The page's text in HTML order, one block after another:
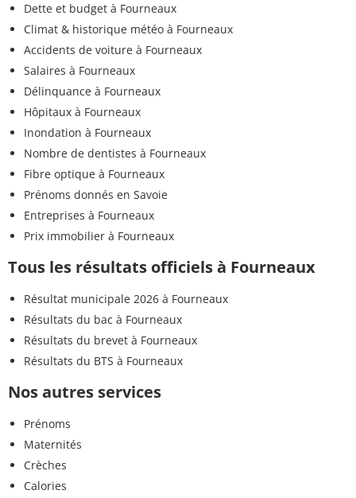
Dette et budget à Fourneaux
Climat & historique météo à Fourneaux
Accidents de voiture à Fourneaux
Salaires à Fourneaux
Délinquance à Fourneaux
Hôpitaux à Fourneaux
Inondation à Fourneaux
Nombre de dentistes à Fourneaux
Fibre optique à Fourneaux
Prénoms donnés en Savoie
Entreprises à Fourneaux
Prix immobilier à Fourneaux
Tous les résultats officiels à Fourneaux
Résultat municipale 2026 à Fourneaux
Résultats du bac à Fourneaux
Résultats du brevet à Fourneaux
Résultats du BTS à Fourneaux
Nos autres services
Prénoms
Maternités
Crèches
Calories